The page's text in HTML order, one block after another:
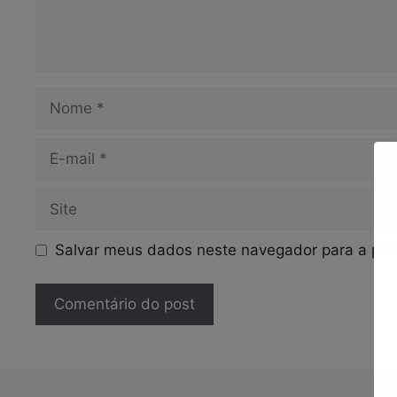
mail
Salvar meus dados neste navegador para a